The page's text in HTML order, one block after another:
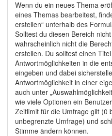
Wenn du ein neues Thema
eines Themas bearbeitest,
erstellen“ unterhalb des
Solltest du diesen Bereich
wahrscheinlich nicht die
erstellen. Du solltest einen
Antwortmöglichkeiten in die
eingeben und dabei
Antwortmöglichkeit in einer
auch unter
wie viele Optionen ein
Zeitlimit für die Umfrage gilt (0
unbegrenzte Umfrage) und
Stimme ändern können.